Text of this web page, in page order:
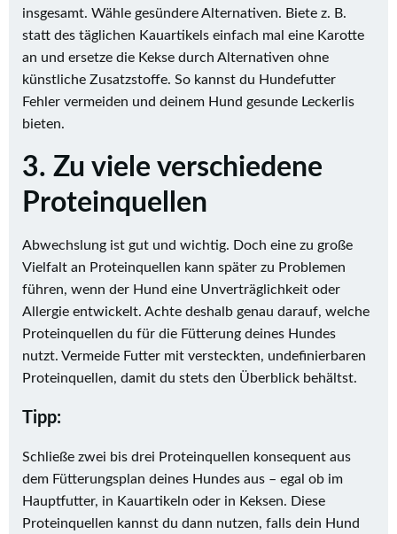
insgesamt. Wähle gesündere Alternativen. Biete z. B.
statt des täglichen Kauartikels einfach mal eine Karotte
an und ersetze die Kekse durch Alternativen ohne
künstliche Zusatzstoffe. So kannst du Hundefutter
Fehler vermeiden und deinem Hund gesunde Leckerlis
bieten.
3. Zu viele verschiedene
Proteinquellen
Abwechslung ist gut und wichtig. Doch eine zu große
Vielfalt an Proteinquellen kann später zu Problemen
führen, wenn der Hund eine Unverträglichkeit oder
Allergie entwickelt. Achte deshalb genau darauf, welche
Proteinquellen du für die Fütterung deines Hundes
nutzt. Vermeide Futter mit versteckten, undefinierbaren
Proteinquellen, damit du stets den Überblick behältst.
Tipp:
Schließe zwei bis drei Proteinquellen konsequent aus
dem Fütterungsplan deines Hundes aus – egal ob im
Hauptfutter, in Kauartikeln oder in Keksen. Diese
Proteinquellen kannst du dann nutzen, falls dein Hund